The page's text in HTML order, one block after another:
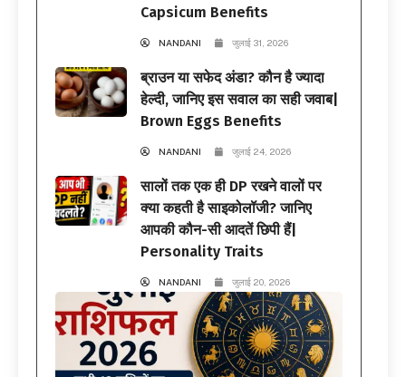
Capsicum Benefits
NANDANI जुलाई 31, 2026
ब्राउन या सफेद अंडा? कौन है ज्यादा
हेल्दी, जानिए इस सवाल का सही जवाब|
Brown Eggs Benefits
NANDANI जुलाई 24, 2026
सालों तक एक ही DP रखने वालों पर
क्या कहती है साइकोलॉजी? जानिए
आपकी कौन-सी आदतें छिपी हैं|
Personality Traits
NANDANI जुलाई 20, 2026